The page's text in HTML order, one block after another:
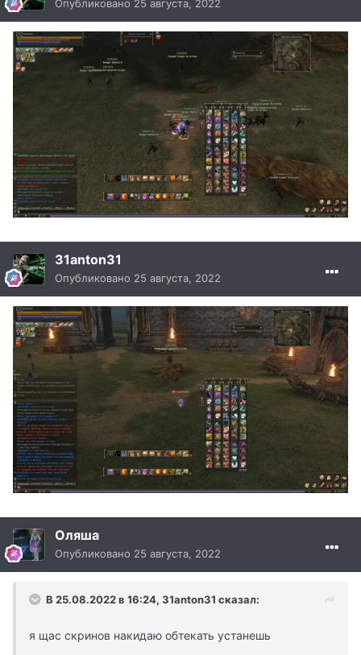
Опубликовано 25 августа, 2022
31anton31
Опубликовано 25 августа, 2022
Оляша
Опубликовано 25 августа, 2022
В 25.08.2022 в 16:24, 31anton31 сказал:
я щас скринов накидаю обтекать устанешь